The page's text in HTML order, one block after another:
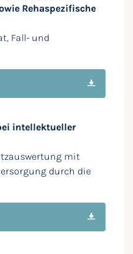
Rehaspezifische
Fall- und
intellektueller
mit
durch die